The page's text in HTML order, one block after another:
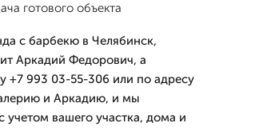
готового объекта
с барбекю в Челябинск,
Аркадий Федорович, а
+7 993 03-55-306 или по адресу
и Аркадию, и мы
вашего участка, дома и